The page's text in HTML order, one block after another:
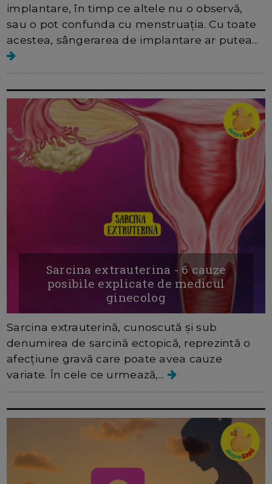
implantare, în timp ce altele nu o observă,
sau o pot confunda cu menstruația. Cu toate
acestea, sângerarea de implantare ar putea...
Sarcina extrauterina - 6 cauze
posibile explicate de medicul
ginecolog
Sarcina extrauterină, cunoscută și sub
denumirea de sarcină ectopică, reprezintă o
afecțiune gravă care poate avea cauze
variate. În cele ce urmează,...